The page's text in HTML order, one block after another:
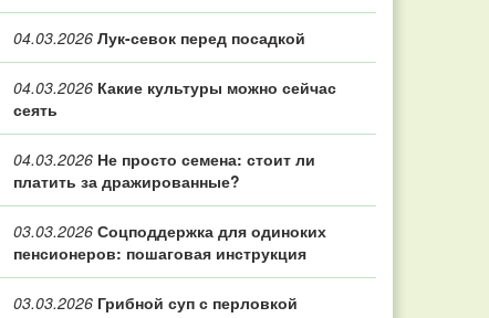
04.03.2026 Лук-севок перед посадкой
04.03.2026 Какие культуры можно сейчас
сеять
04.03.2026 Не просто семена: стоит ли
платить за дражированные?
03.03.2026 Соцподдержка для одиноких
пенсионеров: пошаговая инструкция
03.03.2026 Грибной суп с перловкой